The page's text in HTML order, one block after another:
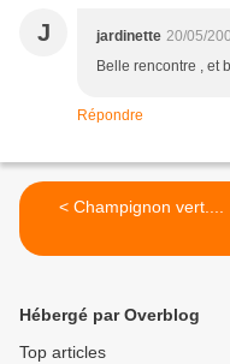
J jardinette 20/05/
Belle rencontre , et
Répondre
< Champignon vert....
Hébergé par Overblog
Top articles